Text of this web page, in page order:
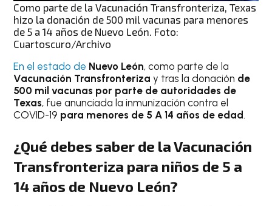
Como parte de la Vacunación Transfronteriza, Texas
hizo la donación de 500 mil vacunas para menores
de 5 a 14 años de Nuevo León. Foto:
Cuartoscuro/Archivo
En el estado de Nuevo León, como parte de la
Vacunación Transfronteriza y tras la donación de
500 mil vacunas por parte de autoridades de
Texas, fue anunciada la inmunización contra el
COVID-19 para menores de 5 A 14 años de edad.
¿Qué debes saber de la Vacunación
Transfronteriza para niños de 5 a
14 años de Nuevo León?